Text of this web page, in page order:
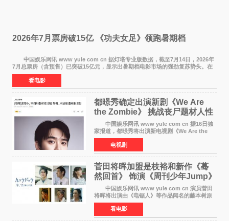
2026年7月票房破15亿 《功夫女足》领跑暑期档
中国娱乐网讯 www yule com cn 据灯塔专业版数据，截至7月14日，2026年
7月总票房（含预售）已突破15亿元，显示出暑期档电影市场的强劲复苏势头。在
众多上映影片中，《功夫女足》《小黄人与大
看电影
都暻秀确定出演新剧《We Are
the Zombie》 挑战丧尸题材人性
喜剧
中国娱乐网讯 www yule com cn 据16日独
家报道，都暻秀将出演新电视剧《We Are the
Zombie》，在剧中饰演主演金仁钟一角，挑战与
以往丧尸题材截然不同的人性喜剧。 新剧
《We Are t
电视剧
菅田将晖加盟是枝裕和新作《蓦
然回首》 饰演《周刊少年Jump》
编辑
中国娱乐网讯 www yule com cn 演员菅田
将晖将出演由《电锯人》等作品闻名的藤本树原
作漫画改编的电影《蓦然回首》（是枝裕和导
演）。菅田饰演的角色是初中时代两位主人公带
着完成的作品前去
看电影